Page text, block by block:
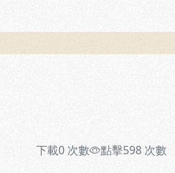
下載0 次數 點擊598 次數